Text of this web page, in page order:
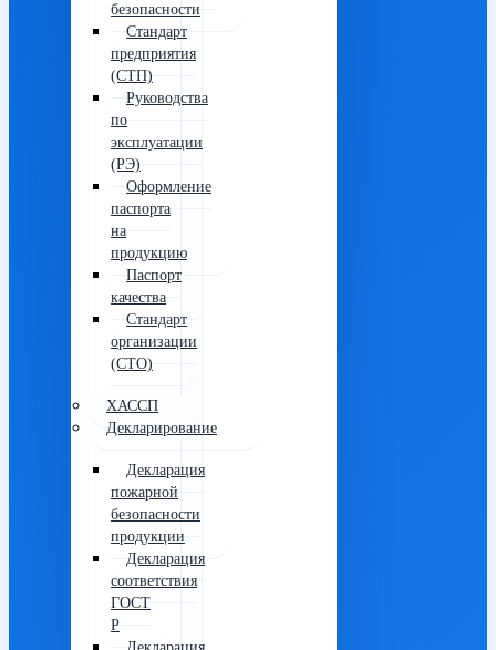
безопасности
Стандарт
предприятия
(СТП)
Руководства
по
эксплуатации
(РЭ)
Оформление
паспорта
на
продукцию
Паспорт
качества
Стандарт
организации
(СТО)
ХАССП
Декларирование
Декларация
пожарной
безопасности
продукции
Декларация
соответствия
ГОСТ
Р